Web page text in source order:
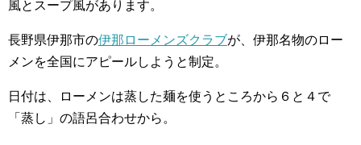
風とスープ風があります。
長野県伊那市の伊那ローメンズクラブが、伊那名物のロー
メンを全国にアピールしようと制定。
日付は、ローメンは蒸した麺を使うところから６と４で
「蒸し」の語呂合わせから。